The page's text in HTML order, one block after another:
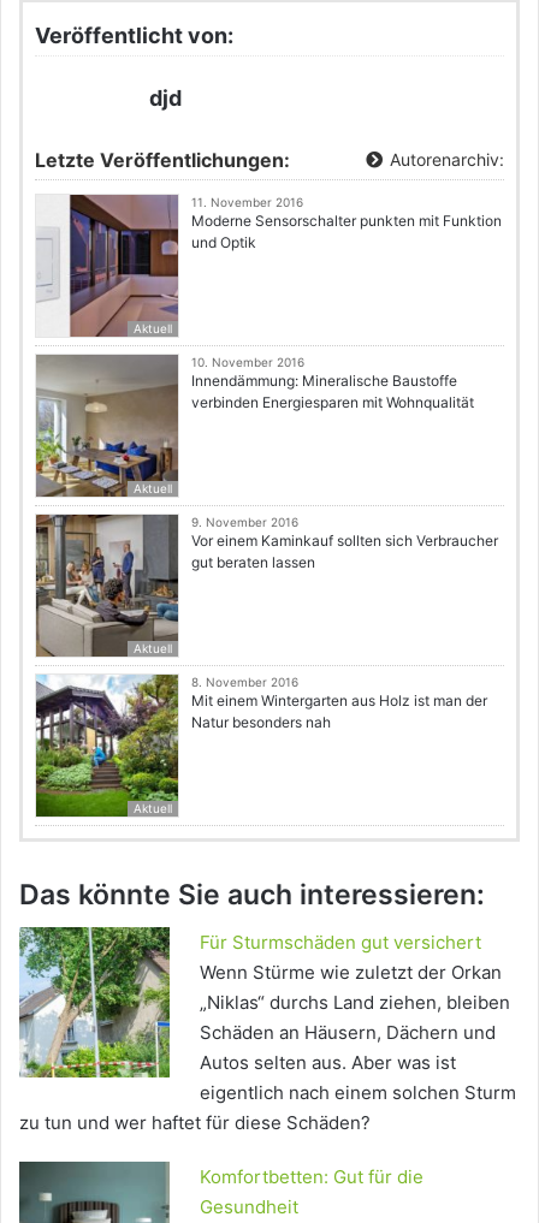
Veröffentlicht von:
djd
Letzte Veröffentlichungen: Autorenarchiv:
Aktuell
11. November 2016
Moderne Sensorschalter punkten mit Funktion
und Optik
Aktuell
10. November 2016
Innendämmung: Mineralische Baustoffe
verbinden Energiesparen mit Wohnqualität
Aktuell
9. November 2016
Vor einem Kaminkauf sollten sich Verbraucher
gut beraten lassen
Aktuell
8. November 2016
Mit einem Wintergarten aus Holz ist man der
Natur besonders nah
Das könnte Sie auch interessieren:
Für Sturmschäden gut versichert
Wenn Stürme wie zuletzt der Orkan
„Niklas“ durchs Land ziehen, bleiben
Schäden an Häusern, Dächern und
Autos selten aus. Aber was ist
eigentlich nach einem solchen Sturm
zu tun und wer haftet für diese Schäden?
Komfortbetten: Gut für die
Gesundheit